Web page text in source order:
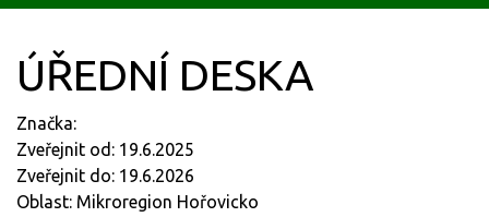
ÚŘEDNÍ DESKA
Značka:
Zveřejnit od: 19.6.2025
Zveřejnit do: 19.6.2026
Oblast: Mikroregion Hořovicko